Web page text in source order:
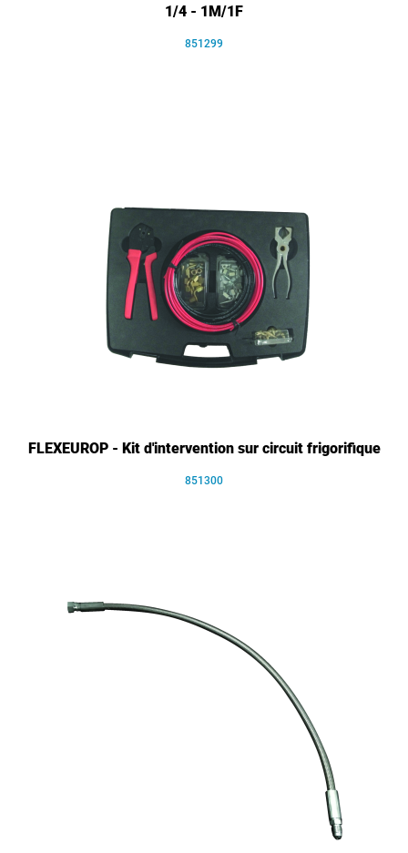
1/4 - 1M/1F
851299
FLEXEUROP - Kit d'intervention sur circuit frigorifique
851300